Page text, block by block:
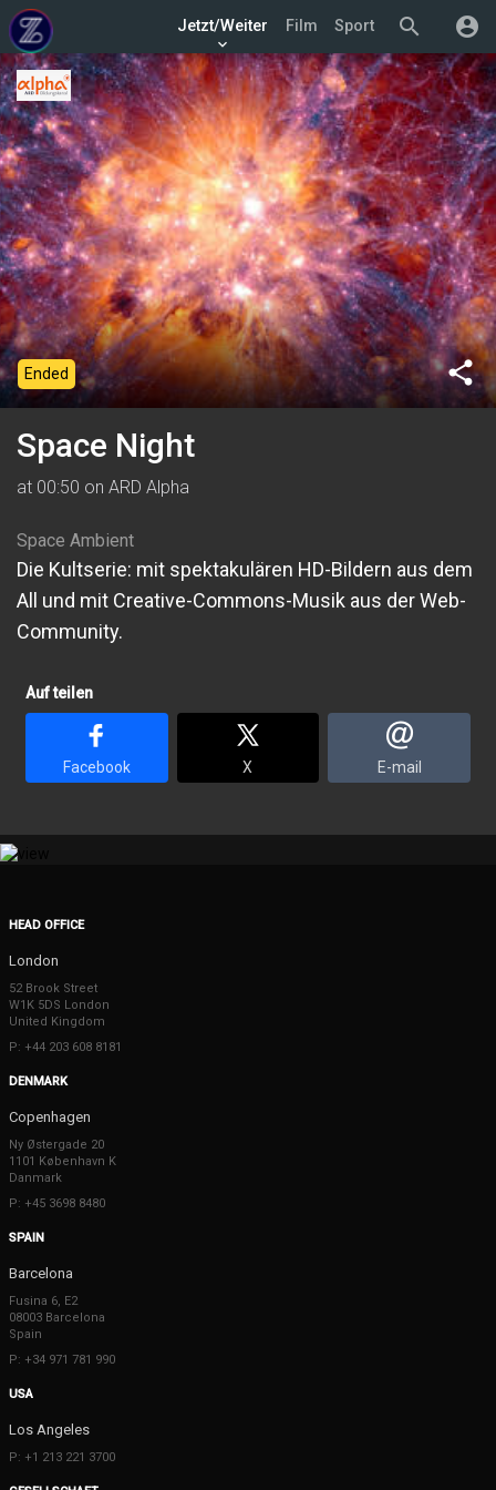
search account_circle
Jetzt/Weiter
keyboard_arrow_down
Film Sport
share
Ended
Space Night
at 00:50 on ARD Alpha
Space Ambient
Die Kultserie: mit spektakulären HD-Bildern aus dem
All und mit Creative-Commons-Musik aus der Web-
Community.
Auf teilen
Facebook X E-mail
HEAD OFFICE
London
52 Brook Street
W1K 5DS London
United Kingdom
P: +44 203 608 8181
DENMARK
Copenhagen
Ny Østergade 20
1101 København K
Danmark
P: +45 3698 8480
SPAIN
Barcelona
Fusina 6, E2
08003 Barcelona
Spain
P: +34 971 781 990
USA
Los Angeles
P: +1 213 221 3700